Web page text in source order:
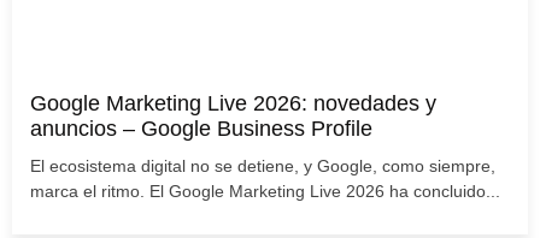
Google Marketing Live 2026: novedades y
anuncios – Google Business Profile
El ecosistema digital no se detiene, y Google, como siempre,
marca el ritmo. El Google Marketing Live 2026 ha concluido...